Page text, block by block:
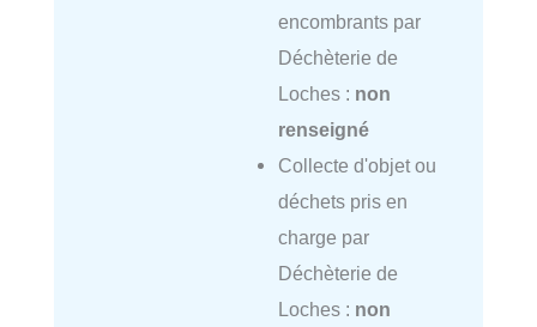
encombrants par
Déchèterie de
Loches : non
renseigné
Collecte d'objet ou
déchets pris en
charge par
Déchèterie de
Loches : non